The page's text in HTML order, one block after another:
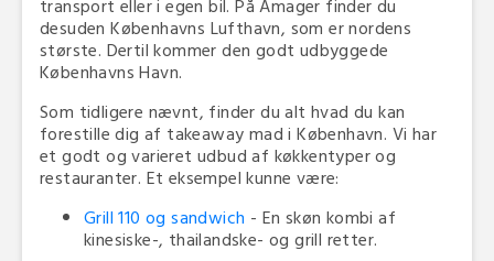
transport eller i egen bil. På Amager finder du
desuden Københavns Lufthavn, som er nordens
største. Dertil kommer den godt udbyggede
Københavns Havn.
Som tidligere nævnt, finder du alt hvad du kan
forestille dig af takeaway mad i København. Vi har
et godt og varieret udbud af køkkentyper og
restauranter. Et eksempel kunne være:
Grill 110 og sandwich - En skøn kombi af
kinesiske-, thailandske- og grill retter.